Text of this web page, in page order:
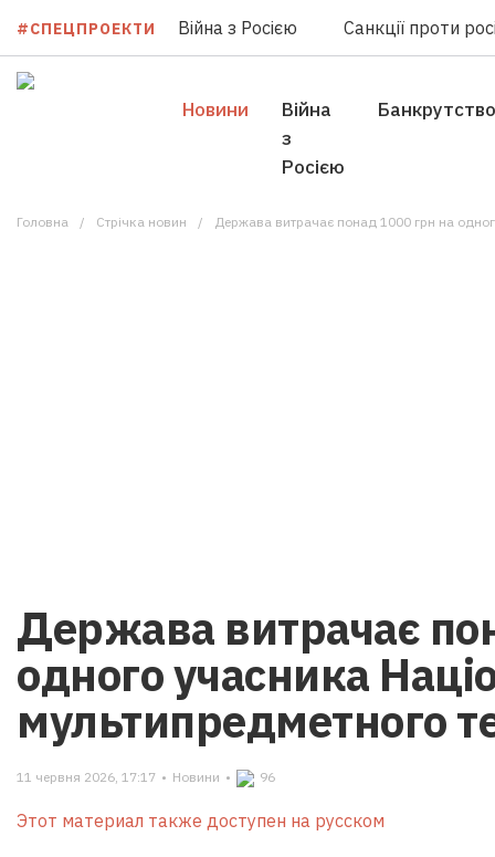
#СПЕЦПРОЕКТИ Війна з Росією Санкції проти
Новини
Війна
з
Росією
Банкрутство
Головна Стрічка новин Держава витрачає понад 1000 грн на
Держава витрачає
одного учасника
мультипредметного
11 червня 2026, 17:17 • Новини • 96
Этот материал также доступен на русском